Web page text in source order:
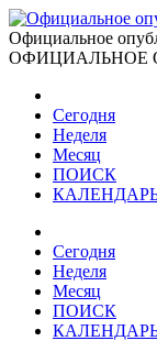
Официальное
ОФИЦИАЛЬНОЕ
Сегодня
Неделя
Месяц
ПОИСК
Сегодня
Неделя
Месяц
ПОИСК